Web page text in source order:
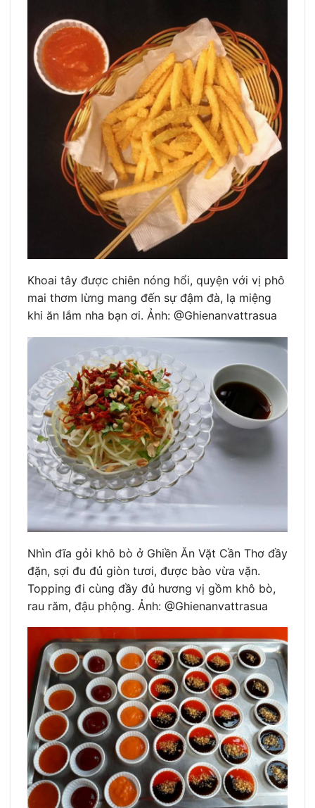
Khoai tây được chiên nóng hổi, quyện với vị phô
mai thơm lừng mang đến sự đậm đà, lạ miệng
khi ăn lắm nha bạn ơi. Ảnh: @Ghienanvattrasua
Nhìn đĩa gỏi khô bò ở Ghiền Ăn Vặt Cần Thơ đầy
đặn, sợi đu đủ giòn tươi, được bào vừa vặn.
Topping đi cùng đầy đủ hương vị gồm khô bò,
rau răm, đậu phộng. Ảnh: @Ghienanvattrasua